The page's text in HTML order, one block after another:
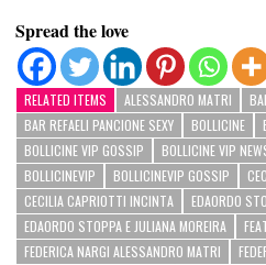
Spread the love
RELATED ITEMS ALESSANDRO MATRI
BAR REFAELI PANCIONE SEXY
BOLLICINE
BOLLICINE VIP GOSSIP
BOLLICINE VIP
BOLLICINEVIP
BOLLICINEVIP GOSSIP
CECILIA CAPRIOTTI INCINTA
EDAORDO
EDAORDO STOPPA E JULIANA MOREIRA
FEDERICA NARGI ALESSANDRO MATRI